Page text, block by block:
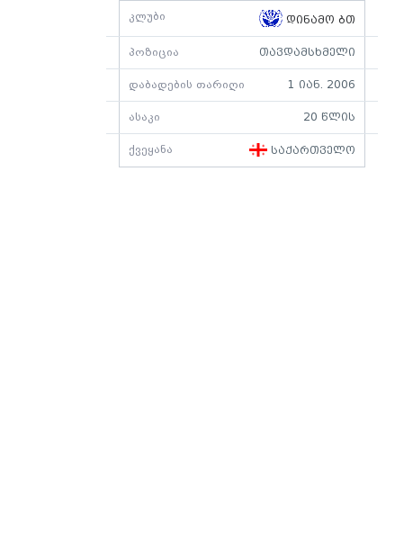
კლუბი დინამო ბთ
პოზიცია თავდამსხმელი
დაბადების თარიღი 1 იან. 2006
ასაკი 20 წლის
ქვეყანა საქართველო